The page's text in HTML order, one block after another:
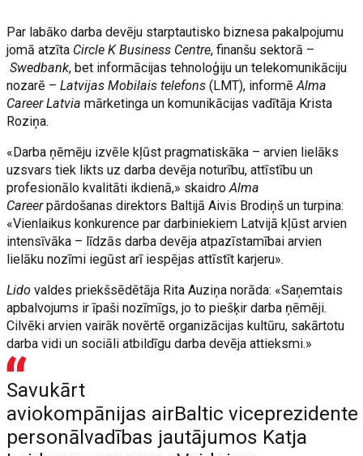
Par labāko darba devēju starptautisko biznesa pakalpojumu
jomā atzīta Circle K Business Centre, finanšu sektorā –
Swedbank, bet informācijas tehnoloģiju un telekomunikāciju
nozarē – Latvijas Mobilais telefons(LMT), informēAlma
Career Latviamārketinga un komunikācijas vadītāja Krista
Roziņa.
«Darba ņēmēju izvēle kļūst pragmatiskāka – arvien lielāks
uzsvars tiek likts uz darba devēja noturību, attīstību un
profesionālo kvalitāti ikdienā,» skaidroAlma
Careerpārdošanas direktors Baltijā Aivis Brodiņš un turpina:
«Vienlaikus konkurence par darbiniekiem Latvijā kļūst arvien
intensīvāka – līdzās darba devēja atpazīstamībai arvien
lielāku nozīmi iegūst arī iespējas attīstīt karjeru».
Lidovaldes priekšsēdētāja Rita Auziņa norāda: «Saņemtais
apbalvojums ir īpaši nozīmīgs, jo to piešķir darba ņēmēji.
Cilvēki arvien vairāk novērtē organizācijas kultūru, sakārtotu
darba vidi un sociāli atbildīgu darba devēja attieksmi.»
Savukārt
aviokompānijas airBaltic viceprezidente
personālvadības jautājumos Katja